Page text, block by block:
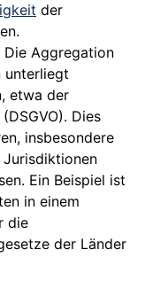
der
Die Aggregation
unterliegt
etwa der
(DSGVO). Dies
insbesondere
Jurisdiktionen
Ein Beispiel ist
in einem
die
der Länder